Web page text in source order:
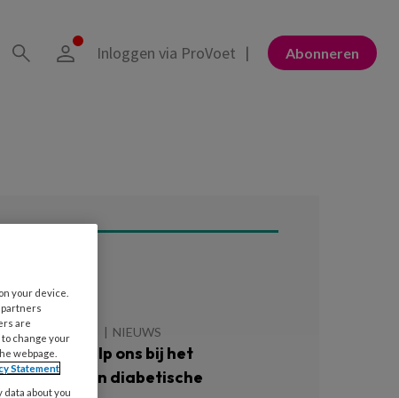
Abonneren
Inloggen via ProVoet
ook
2026 NIEUWS
‘Help ons bij het
van diabetische
your device.
partners
are
change your
webpage.
Statement
about you